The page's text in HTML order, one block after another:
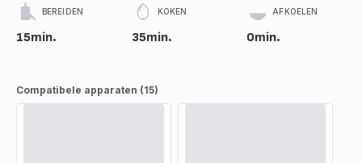
BEREIDEN
15min.
KOKEN
35min.
AFKOELEN
0min.
Compatibele apparaten (15)